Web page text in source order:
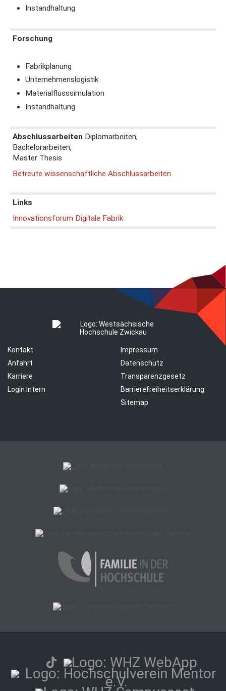
Instandhaltung
Forschung
Fabrikplanung
Unternehmenslogistik
Materialflusssimulation
Instandhaltung
Abschlussarbeiten Diplomarbeiten,
Bachelorarbeiten,
Master Thesis
Betreute wissenschaftliche Abschlussarbeiten
Links
Innovationsforum Digitale Fabrik
Kontakt
Anfahrt
Karriere
Login Intern
Impressum
Datenschutz
Transparenzgesetz
Barrierefreiheitserklärung
Sitemap